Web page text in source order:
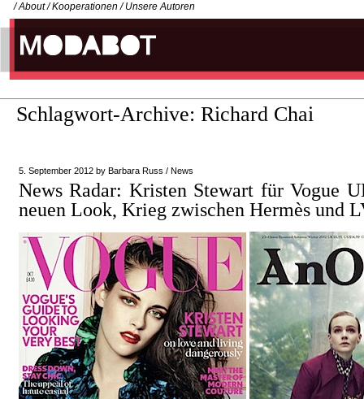
/ About / Kooperationen / Unsere Autoren
Schlagwort-Archive: Richard Chai
5. September 2012 by Barbara Russ / News
News Radar: Kristen Stewart für Vogue
neuen Look, Krieg zwischen Hermès und